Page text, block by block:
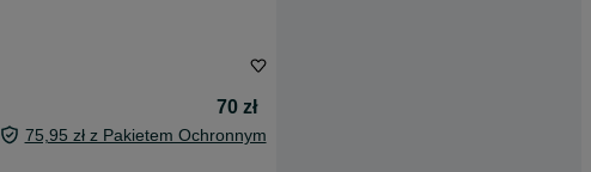
70 zł
75,95 zł z Pakietem Ochronnym